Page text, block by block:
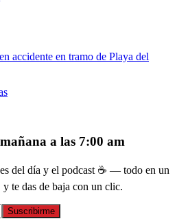
accidente en tramo de Playa del
a las 7:00 am
del día y el podcast ☕ — todo en un
te das de baja con un clic.
Suscribirme